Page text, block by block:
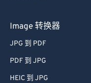
Image 转换器
JPG 到 PDF
PDF 到 JPG
HEIC 到 JPG